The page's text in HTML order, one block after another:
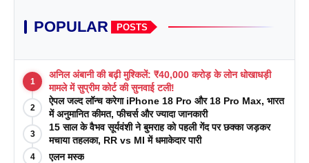
POPULAR POSTS
1
अनिल अंबानी की बढ़ी मुश्किलें: ₹40,000 करोड़ के लोन धोखाधड़ी
मामले में सुप्रीम कोर्ट की सुनवाई टली!
2
ऐपल जल्द लॉन्च करेगा iPhone 18 Pro और 18 Pro Max, भारत
में अनुमानित कीमत, फीचर्स और ज्यादा जानकारी
3
15 साल के वैभव सूर्यवंशी ने बुमराह को पहली गेंद पर छक्का जड़कर
मचाया तहलका, RR vs MI में धमाकेदार पारी
4 एलन मस्क